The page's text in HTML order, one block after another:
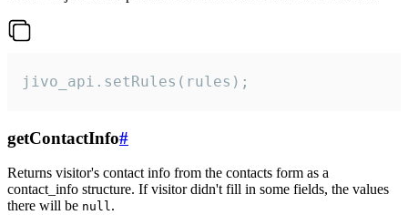
jivo_api.setRules(rules);
getContactInfo#
Returns visitor's contact info from the contacts form as a
contact_info structure. If visitor didn't fill in some fields, the values
there will be null.